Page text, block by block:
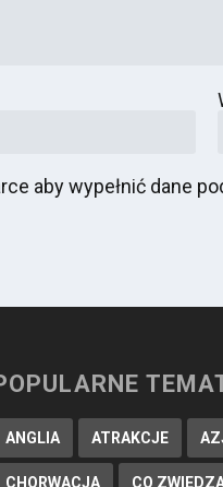
aby wypełnić dane
ANGLIA ATRAKCJE
CHORWACJA CO